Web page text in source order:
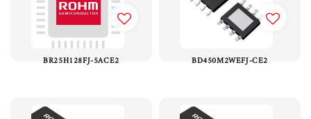
BR25H128FJ-5ACE2 BD450M2WEFJ-CE2